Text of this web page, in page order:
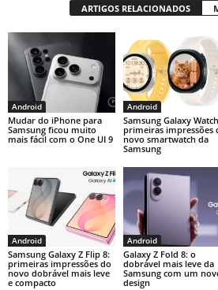
ARTIGOS RELACIONADOS
Android
Mudar do iPhone para
Samsung ficou muito
mais fácil com o One UI 9
Android
Samsung Galaxy
primeiras impressões
novo smartwatch da
Samsung
Android
Samsung Galaxy Z Flip 8:
primeiras impressões do
novo dobrável mais leve
e compacto
Android
Galaxy Z Fold 8: o
dobrável mais leve da
Samsung com um
design